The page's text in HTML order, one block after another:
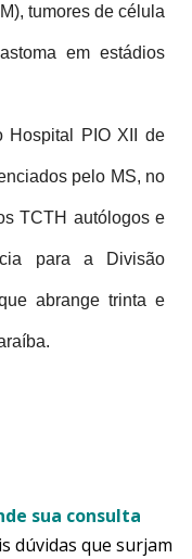
tumores de célula
em estádios
Hospital PIO XII de
pelo MS, no
TCTH autólogos e
para a Divisão
abrange trinta e
sua consulta
dúvidas que surjam